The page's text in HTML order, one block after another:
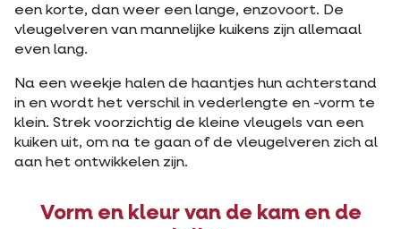
een korte, dan weer een lange, enzovoort. De
vleugelveren van mannelijke kuikens zijn allemaal
even lang.
Na een weekje halen de haantjes hun achterstand
in en wordt het verschil in vederlengte en -vorm te
klein. Strek voorzichtig de kleine vleugels van een
kuiken uit, om na te gaan of de vleugelveren zich al
aan het ontwikkelen zijn.
Vorm en kleur van de kam en de